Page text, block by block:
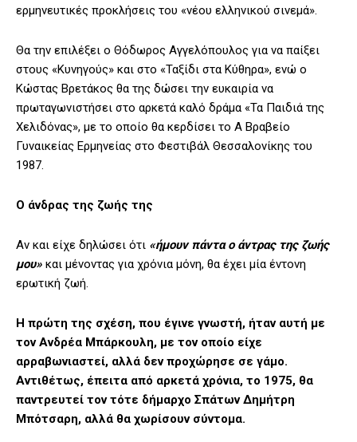
ερμηνευτικές προκλήσεις του «νέου ελληνικού σινεμά».
Θα την επιλέξει ο Θόδωρος Αγγελόπουλος για να παίξει
στους «Κυνηγούς» και στο «Ταξίδι στα Κύθηρα», ενώ ο
Κώστας Βρετάκος θα της δώσει την ευκαιρία να
πρωταγωνιστήσει στο αρκετά καλό δράμα «Τα Παιδιά της
Χελιδόνας», με το οποίο θα κερδίσει το Α Βραβείο
Γυναικείας Ερμηνείας στο Φεστιβάλ Θεσσαλονίκης του
1987.
Ο άνδρας της ζωής της
Αν και είχε δηλώσει ότι «ήμουν πάντα ο άντρας της ζωής
μου» και μένοντας για χρόνια μόνη, θα έχει μία έντονη
ερωτική ζωή.
Η πρώτη της σχέση, που έγινε γνωστή, ήταν αυτή με
τον Ανδρέα Μπάρκουλη, με τον οποίο είχε
αρραβωνιαστεί, αλλά δεν προχώρησε σε γάμο.
Αντιθέτως, έπειτα από αρκετά χρόνια, το 1975, θα
παντρευτεί τον τότε δήμαρχο Σπάτων Δημήτρη
Μπότσαρη, αλλά θα χωρίσουν σύντομα.